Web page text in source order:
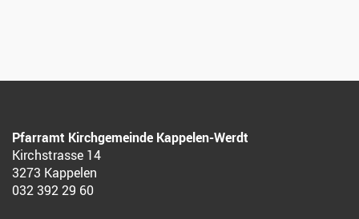
Pfarramt Kirchgemeinde Kappelen-Werdt
Kirchstrasse 14
3273 Kappelen
032 392 29 60